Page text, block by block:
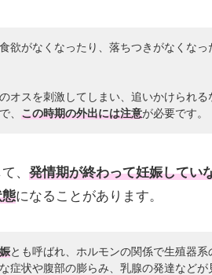
欲がなくなったり、落ちつきがなくなっ
オスを刺激してしまい、追いかけられ
、 この時期の外出には注意が必要です。
、 発情期が終わって妊娠してい
になることがあります。
とも呼ばれ、ホルモンの関係で生殖器系
症状や腹部の膨らみ、乳腺の発達など